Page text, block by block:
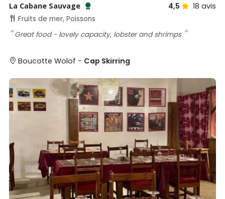
La Cabane Sauvage
Testé et approuvé par SénéGuide
4,5 18 avis
Fruits de mer, Poissons
Great food - lovely capacity, lobster and shrimps
Boucotte Wolof - Cap Skirring